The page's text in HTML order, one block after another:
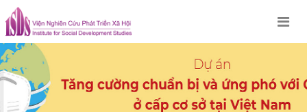
Skip
to
content